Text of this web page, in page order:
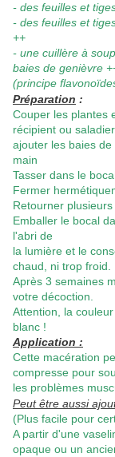
- des feuilles et
- des feuilles et
++
- une cuillère à
baies de genièvre
(principe
Préparation :
Couper les plantes
récipient ou saladier
ajouter les baies
main
Tasser dans le
Fermer
Retourner
Emballer le bocal
l'abri de
la lumière et le
chaud, ni trop froid.
Après 3 semaines
votre décoction.
Attention, la
blanc !
Application :
Cette macération
compresse pour
les problèmes
Peut être aussi
(Plus facile pour
A partir d'une
opaque ou un